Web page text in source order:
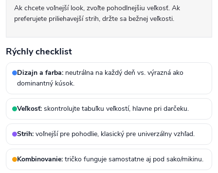
Ak chcete voľnejší look, zvoľte pohodlnejšiu veľkosť. Ak
preferujete priliehavejší strih, držte sa bežnej veľkosti.
Rýchly checklist
Dizajn a farba: neutrálna na každý deň vs. výrazná ako
dominantný kúsok.
Veľkosť: skontrolujte tabuľku veľkostí, hlavne pri darčeku.
Strih: voľnejší pre pohodlie, klasický pre univerzálny vzhľad.
Kombinovanie: tričko funguje samostatne aj pod sako/mikinu.